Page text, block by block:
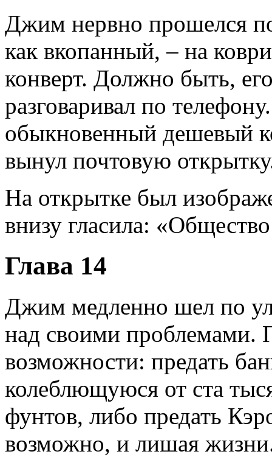
Джим нервно прошелся
как вкопанный, – на
конверт. Должно быть,
разговаривал по
обыкновенный дешевый
вынул почтовую
На открытке был
внизу гласила:
Глава 14
Джим медленно шел по
над своими проблемами.
возможности: предать
колеблющуюся от ста
фунтов, либо предать
возможно, и лишая